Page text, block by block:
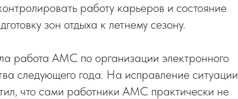
работу карьеров и состояние
зон отдыха к летнему сезону.
работа АМС по организации электронного
следующего года. На исправление ситуации
что сами работники АМС практически не